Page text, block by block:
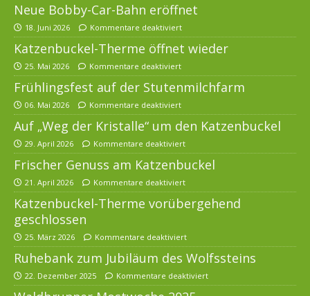
Neue Bobby-Car-Bahn eröffnet
18. Juni 2026 Kommentare deaktiviert
Katzenbuckel-Therme öffnet wieder
25. Mai 2026 Kommentare deaktiviert
Frühlingsfest auf der Stutenmilchfarm
06. Mai 2026 Kommentare deaktiviert
Auf „Weg der Kristalle“ um den Katzenbuckel
29. April 2026 Kommentare deaktiviert
Frischer Genuss am Katzenbuckel
21. April 2026 Kommentare deaktiviert
Katzenbuckel-Therme vorübergehend
geschlossen
25. März 2026 Kommentare deaktiviert
Ruhebank zum Jubiläum des Wolfssteins
22. Dezember 2025 Kommentare deaktiviert